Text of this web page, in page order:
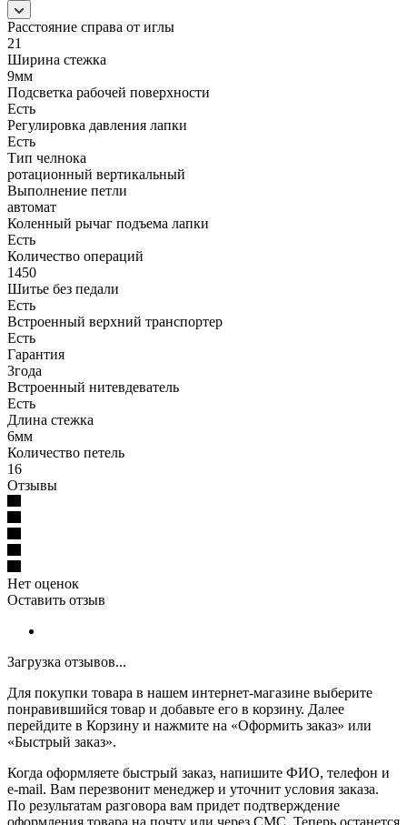
Расстояние справа от иглы
21
Ширина стежка
9мм
Подсветка рабочей поверхности
Есть
Регулировка давления лапки
Есть
Тип челнока
ротационный вертикальный
Выполнение петли
автомат
Коленный рычаг подъема лапки
Есть
Количество операций
1450
Шитье без педали
Есть
Встроенный верхний транспортер
Есть
Гарантия
3года
Встроенный нитевдеватель
Есть
Длина стежка
6мм
Количество петель
16
Отзывы
Нет оценок
Оставить отзыв
Загрузка отзывов...
Для покупки товара в нашем интернет-магазине выберите
понравившийся товар и добавьте его в корзину. Далее
перейдите в Корзину и нажмите на «Оформить заказ» или
«Быстрый заказ».
Когда оформляете быстрый заказ, напишите ФИО, телефон и
e-mail. Вам перезвонит менеджер и уточнит условия заказа.
По результатам разговора вам придет подтверждение
оформления товара на почту или через СМС. Теперь останется